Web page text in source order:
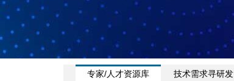
专家/人才资源库 技术需求寻研发